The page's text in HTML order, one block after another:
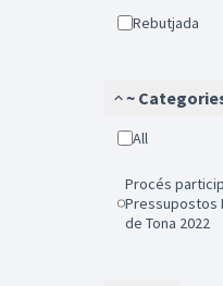
Rebutjada
~
All
Procés participatiu:
Pressupostos
de Tona 2022